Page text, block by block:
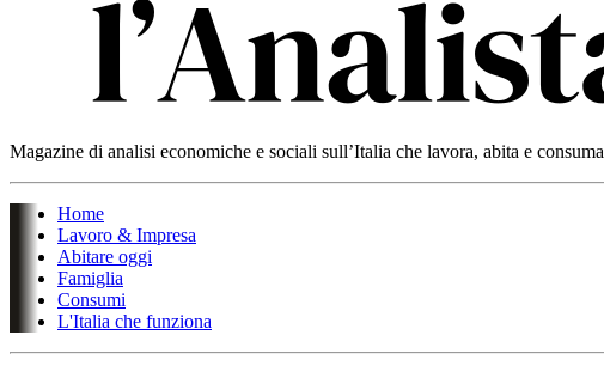
Magazine di analisi economiche e sociali sull’Italia che lavora, abita e consuma
Home
Lavoro & Impresa
Abitare oggi
Famiglia
Consumi
L'Italia che funziona